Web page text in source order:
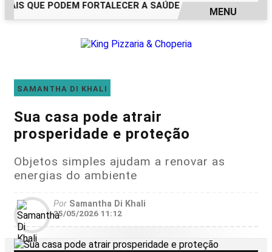
QUE PODEM FORTALECER A SAÚDE MENTAL E
EM ALTA
MENU
SAMANTHA DI KHALI
Sua casa pode atrair
prosperidade e proteção
Objetos simples ajudam a renovar as
energias do ambiente
Por Samantha Di Khali
25/05/2026 11:12